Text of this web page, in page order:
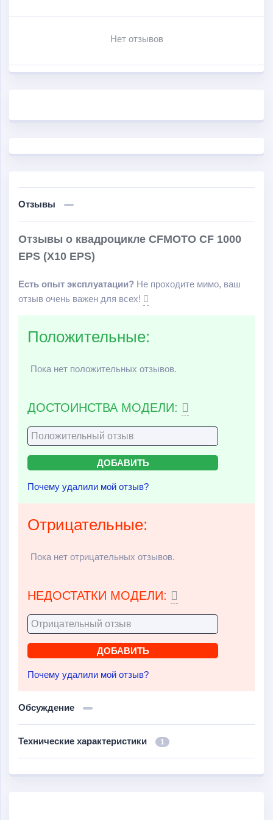
представляют собой 4-суппортовую двухконтурную
Нет отзывов
Отзывы
Отзывы о квадроцикле CFMOTO CF 1000
EPS (X10 EPS)
Есть опыт эксплуатации? Не проходите мимо, ваш
отзыв очень важен для всех!
Положительные:
Пока нет положительных отзывов.
ДОСТОИНСТВА МОДЕЛИ:
Почему удалили мой отзыв?
Отрицательные:
Пока нет отрицательных отзывов.
НЕДОСТАТКИ МОДЕЛИ:
Почему удалили мой отзыв?
Обсуждение
Технические характеристики 1